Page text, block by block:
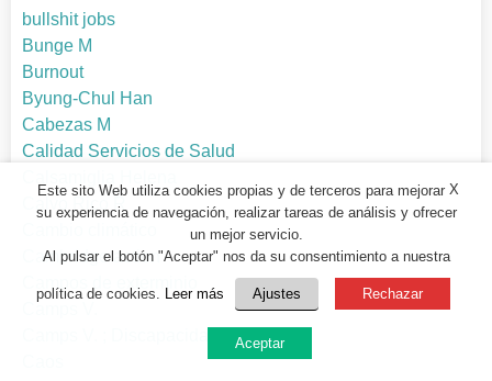
bullshit jobs
Bunge M
Burnout
Byung-Chul Han
Cabezas M
Calidad Servicios de Salud
Calvo Rico R
Cambridge action
X
Este sito Web utiliza cookies propias y de terceros para mejorar
su experiencia de navegación, realizar tareas de análisis y ofrecer
un mejor servicio.
Al pulsar el botón "Aceptar" nos da su consentimiento a nuestra
política de cookies. Leer más Ajustes Rechazar
Aceptar